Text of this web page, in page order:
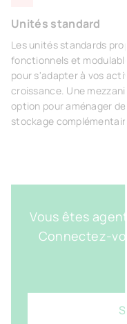
Unités standard
Les unités standards
fonctionnels et
pour s'adapter à vos
croissance. Une
option pour aménager
stockage
Vous êtes
Connectez-